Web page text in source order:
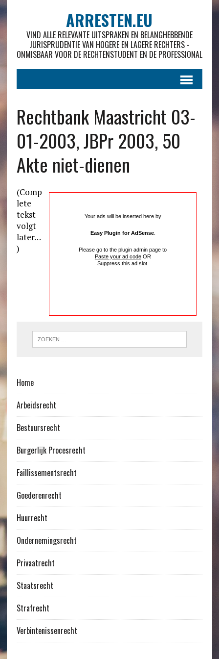
ARRESTEN.EU
VIND ALLE RELEVANTE UITSPRAKEN EN BELANGHEBBENDE
JURISPRUDENTIE VAN HOGERE EN LAGERE RECHTERS -
ONMISBAAR VOOR DE RECHTENSTUDENT EN DE PROFESSIONAL
Rechtbank Maastricht 03-
01-2003, JBPr 2003, 50
Akte niet-dienen
Your ads will be inserted here by
Easy Plugin for AdSense.
Please go to the plugin admin page to
Paste your ad codeOR
Suppress this ad slot.
(Comp
lete
tekst
volgt
later…
)
Home
Arbeidsrecht
Bestuursrecht
Burgerlijk Procesrecht
Faillissementsrecht
Goederenrecht
Huurrecht
Ondernemingsrecht
Privaatrecht
Staatsrecht
Strafrecht
Verbintenissenrecht